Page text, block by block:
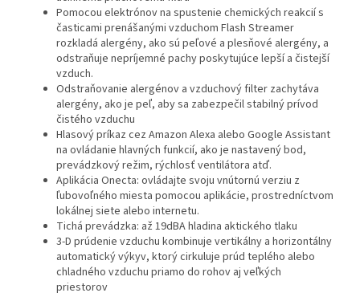
Pomocou elektrónov na spustenie chemických reakcií s
časticami prenášanými vzduchom Flash Streamer
rozkladá alergény, ako sú peľové a plesňové alergény, a
odstraňuje nepríjemné pachy poskytujúce lepší a čistejší
vzduch.
Odstraňovanie alergénov a vzduchový filter zachytáva
alergény, ako je peľ, aby sa zabezpečil stabilný prívod
čistého vzduchu
Hlasový príkaz cez Amazon Alexa alebo Google Assistant
na ovládanie hlavných funkcií, ako je nastavený bod,
prevádzkový režim, rýchlosť ventilátora atď.
Aplikácia Onecta: ovládajte svoju vnútornú verziu z
ľubovoľného miesta pomocou aplikácie, prostredníctvom
lokálnej siete alebo internetu.
Tichá prevádzka: až 19dBA hladina aktického tlaku
3-D prúdenie vzduchu kombinuje vertikálny a horizontálny
automatický výkyv, ktorý cirkuluje prúd teplého alebo
chladného vzduchu priamo do rohov aj veľkých
priestorov